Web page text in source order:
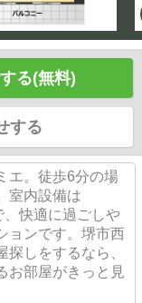
る(無料)
する
エ。徒歩6分の場
室内設備は
快適に過ごしや
ョンです。堺市西
しをするなら、
お部屋がきっと見